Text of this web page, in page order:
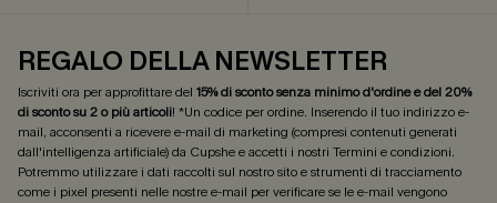
REGALO DELLA NEWSLETTER
Iscriviti ora per approfittare del 15% di sconto senza minimo d'ordine e del 20%
di sconto su 2 o più articoli! *Un codice per ordine. Inserendo il tuo indirizzo e-
mail, acconsenti a ricevere e-mail di marketing (compresi contenuti generati
dall'intelligenza artificiale) da Cupshe e accetti i nostri Termini e condizioni.
Potremmo utilizzare i dati raccolti sul nostro sito e strumenti di tracciamento
come i pixel presenti nelle nostre e-mail per verificare se le e-mail vengono